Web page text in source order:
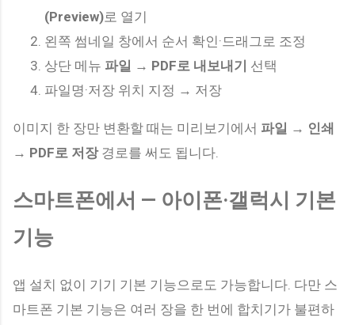
(Preview)로 열기
왼쪽 썸네일 창에서 순서 확인·드래그로 조정
상단 메뉴 파일 → PDF로 내보내기 선택
파일명·저장 위치 지정 → 저장
이미지 한 장만 변환할 때는 미리보기에서 파일 → 인쇄
→ PDF로 저장경로를 써도 됩니다.
스마트폰에서 — 아이폰·갤럭시 기본
기능
앱 설치 없이 기기 기본 기능으로도 가능합니다. 다만 스
마트폰 기본 기능은 여러 장을 한 번에 합치기가 불편하